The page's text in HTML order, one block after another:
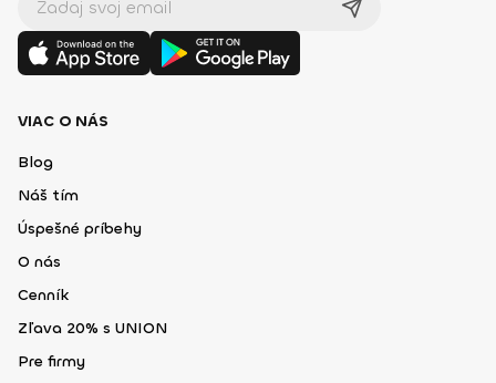
VIAC O NÁS
Blog
Náš tím
Úspešné príbehy
O nás
Cenník
Zľava 20% s UNION
Pre firmy